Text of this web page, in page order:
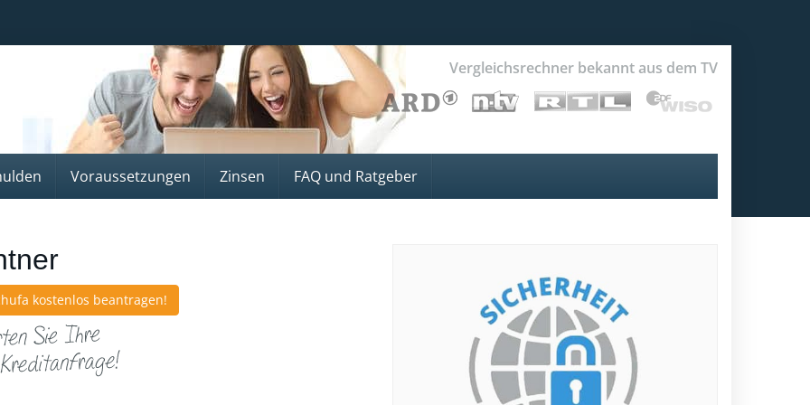
Vergleichsrechner bekannt aus dem TV
Voraussetzungen Zinsen FAQ und Ratgeber
kostenlos beantragen!